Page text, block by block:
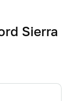
Sierra